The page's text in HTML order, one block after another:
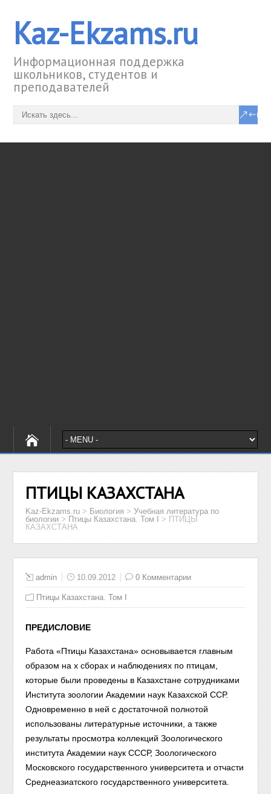
Kaz-Ekzams.ru
Информационная поддержка
школьников, студентов и
преподавателей
ПТИЦЫ КАЗАХСТАНА
Kaz-Ekzams.ru > Биология >Учебная литература по
биологии > Птицы Казахстана. Том I > ПТИЦЫ
КАЗАХСТАНА
admin 10.09.2012 0 Комментарии
Птицы Казахстана. Том I
ПРЕДИСЛОВИЕ
Работа «Птицы Казахстана» основывается главным
образом на х сборах и наблюдениях по птицам,
которые были проведены в Казахстане сотрудниками
Института зоологии Академии наук Казахской ССР.
Одновременно в ней с достаточной полнотой
использованы литературные источники, а также
результаты просмотра коллекций Зоологического
института Академии наук СССР, Зоологического
Московского государственного университета и отчасти
Среднеазиатского государственного университета.